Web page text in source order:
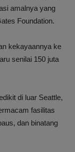
amalnya yang
Foundation.
kekayaannya ke
senilai 150 juta
di luar Seattle,
fasilitas
dan binatang